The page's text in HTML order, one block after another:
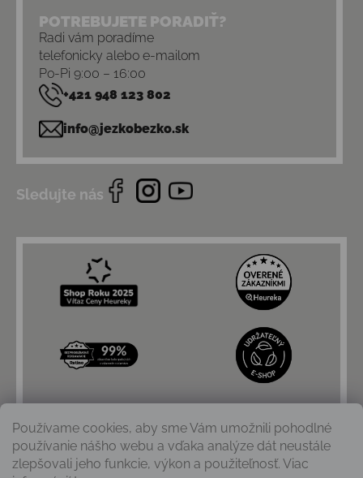
Používame cookies, aby sme Vám umožnili pohodlné
používanie nášho webu a vďaka analýze dát neustále
zlepšovali jeho funkcie, výkon a použiteľnosť. Viac
POTREBUJETE PORADIŤ?
Radi vám poradíme
telefonicky alebo e-mailom
Po-Pi 9:00 – 16:00
+421 948 123 802
info@jezkobezko.sk
Sledujte nás